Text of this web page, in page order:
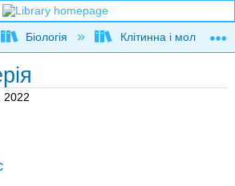
global hierarchy
Біологія Клітинна і
2022